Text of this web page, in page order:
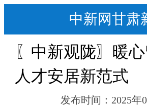
中新网甘肃
〖中新观陇〗暖
人才安居新范式
发布时间： 2025年